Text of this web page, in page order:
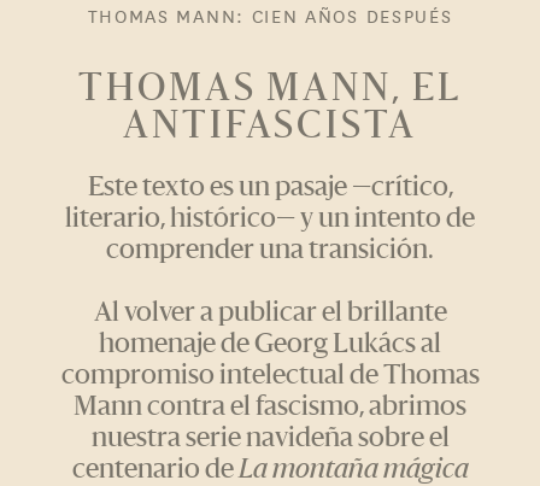
THOMAS MANN: CIEN AÑOS DESPUÉS
THOMAS MANN, EL
ANTIFASCISTA
Este texto es un pasaje —crítico,
literario, histórico— y un intento de
comprender una transición.
Al volver a publicar el brillante
homenaje de Georg Lukács al
compromiso intelectual de Thomas
Mann contra el fascismo, abrimos
nuestra serie navideña sobre el
centenario deLa montaña mágica